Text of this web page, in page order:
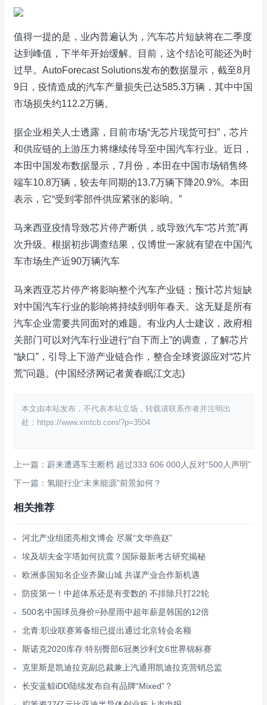
值得一提的是，业内普遍认为，汽车芯片短缺将在二季度
达到峰值，下半年开始缓解。目前，这个结论可能还为时
过早。AutoForecast Solutions发布的数据显示，截至8月
9日，疫情造成的汽车产量损失已达585.3万辆，其中中国
市场损失约112.2万辆。
据企业相关人士透露，目前市场“无芯片现货可扫”，芯片
和供应链的上游压力将继续传导至中国汽车行业。近日，
本田中国发布数据显示，7月份，本田在中国市场销售终
端车10.8万辆，较去年同期的13.7万辆下降20.9%。本田
表示，它“受到零部件供应紧张的影响。”
马来西亚疫情导致芯片停产断供，或导致汽车“芯片荒”再
次升级。根据初步调查结果，仅博世一家就有望在中国汽
车市场生产近90万辆汽车
马来西亚芯片停产将影响整个汽车产业链；预计芯片短缺
对中国汽车行业的影响将持续到明年春天。这无疑是所有
汽车企业需要共同面对的难题。有业内人士建议，政府相
关部门可以对汽车行业进行“自下而上”的调查，了解芯片
“缺口”，引导上下游产业链合作，整合全球资源应对“芯片
荒”问题。(中国经济网记者黄春眠江文志)
本文由本站发布，不代表本站立场，转载请联系作者并注明出
处：https://www.xmtcb.com/?p=3504
上一篇：蔚来遭遇车主断档 超过333 606 000人反对“500人声明”
下一篇：氢能行业“未来能源”前景如何？
相关推荐
河北产业组团亮相文博会 尽展“文华燕赵”
埃及胡夫金字塔如何抗震？国际最新考古研究揭秘
欧洲多国知名企业齐聚山城 共谋产业合作新机遇
防疫第一！中超体系还是有变数的 不排除只打22轮
500名中国球员身价≈孙星雨中超年薪是韩国的12倍
北青:职业联赛筹备组已提出通过北京转会名额
斯诺克2020库存:特别臀部6冠奥沙利文6世界锦标赛
克里斯是凯迪拉克副总裁兼上汽通用凯迪拉克营销总监
长安蓝鲸iDD陆续发布自有品牌“Mixed”？